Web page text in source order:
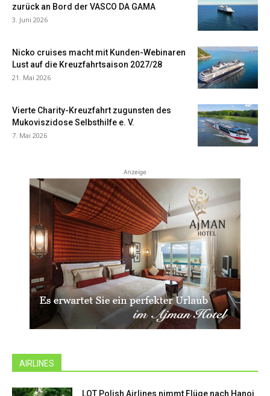
zurück an Bord der VASCO DA GAMA
3. Juni 2026
Nicko cruises macht mit Kunden-Webinaren
Lust auf die Kreuzfahrtsaison 2027/28
21. Mai 2026
Vierte Charity-Kreuzfahrt zugunsten des
Mukoviszidose Selbsthilfe e. V.
7. Mai 2026
Anzeige
AIRLINES
LOT Polish Airlines nimmt Flüge nach Hanoi